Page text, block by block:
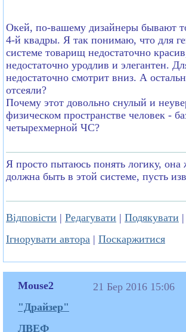
Окей, по-вашему дизайнеры бывают
4-й квадры. Я так понимаю, что для
системе товарищ недостаточно
недостаточно уродлив и элегантен.
недостаточно смотрит вниз. А
отсеяли?
Почему этот довольно снулый и
физическом пространстве человек -
четырехмерной ЧС?
Я просто пытаюсь понять логику, она
должна быть в этой системе, пусть
Відповісти | Редагувати | Подякувати |
Ігнорувати автора | Поскаржитися
Mouse2
"Драйзер"
ЛВЕФ
21 Бер 2016 15:06